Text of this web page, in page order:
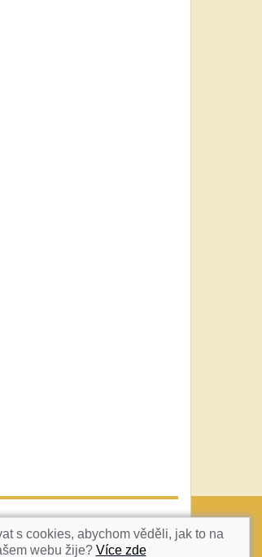
NAHORU
s cookies, abychom věděli, jak to na
webu žije? Více zde